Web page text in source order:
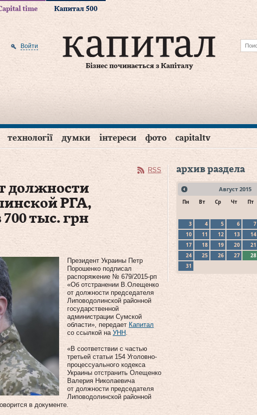
time Капитал 500
Бізнес починається з Капіталу
Войти
технології думки інтереси фото capitaltv
RSS
должности
РГА,
тыс. грн
Президент Украины Петр
Порошенко подписал
распоряжение № 679/2015-рп
«Об отстранении В.Олещенко
от должности председателя
Липоводолинской районной
государственной
администрации Сумской
области», передает Капитал
со ссылкой на УНН.
«В соответствии с частью
третьей статьи 154 Уголовно-
процессуального кодекса
Украины отстранить Олещенко
Валерия Николаевича
от должности председателя
Липоводолинской районной
в документе.
архив раздела
Август 2015
Пн Вт Ср Чт Пт
3
4 5 6 7
10
11 12 13 14
17
18 19 20 21
24
25 26 27 28
31